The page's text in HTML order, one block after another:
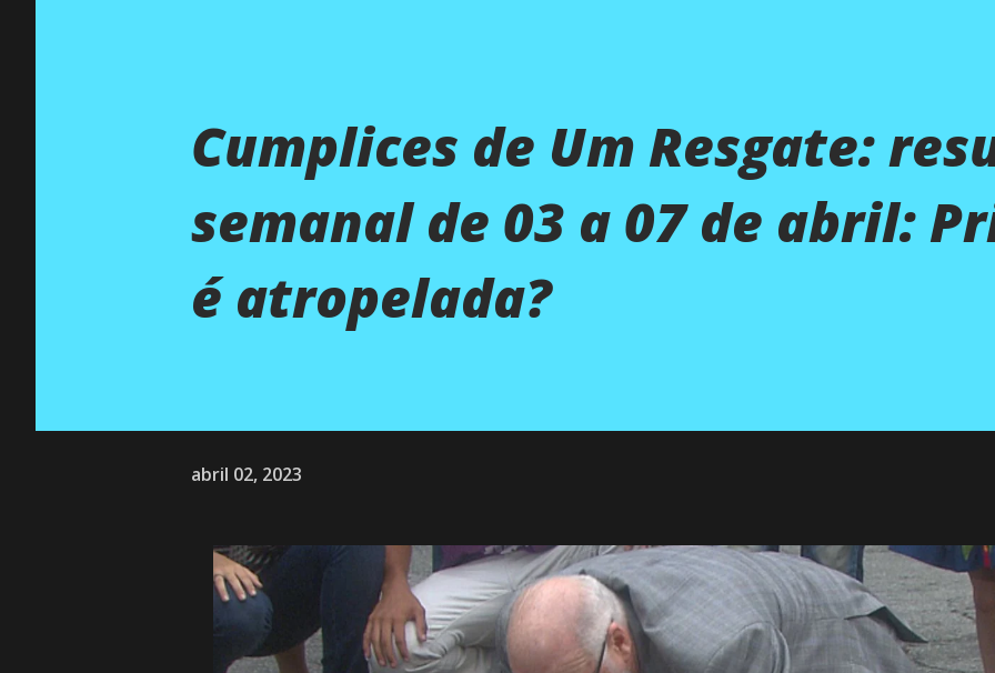
Cumplices de Um Resgate:
semanal de 03 a 07 de abril:
é atropelada?
abril 02, 2023